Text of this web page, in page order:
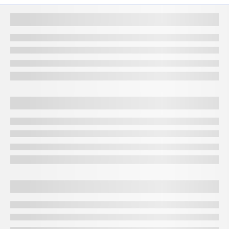
18 हज़ार
का सोना
गदवाल में खरीदार अपनी ज़रूरतों के आधार पर इन विकल्पों में से चुन सकते हैं.
के लिए बेहतर है. खरीदारी करते समय प्रमाणिकता सुनिश्चित करने के लिए हमेशा
हॉलमार्क सर्टिफिकेशन चेक करें.
गडवाल में सोने की कीमतों को प्रभावित करने वाले कारक
कीमतों में उतार-चढ़ाव होता है. दरों को प्रभावित करने वाले कुछ मुख्य कारकों में
शामिल हैं:
इंटरनेशनल मार्केट ट्रेंड